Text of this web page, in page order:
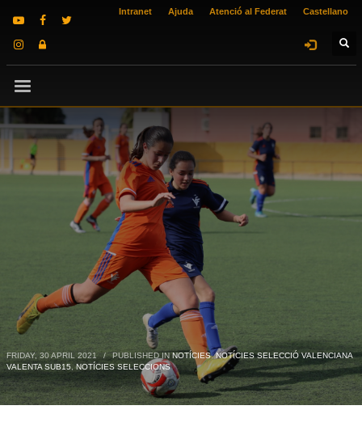
Intranet Ajuda Atenció al Federat Castellano
FRIDAY, 30 APRIL 2021 / PUBLISHED IN NOTÍCIES,NOTÍCIES SELECCIÓ VALENCIANA
VALENTA SUB15,NOTÍCIES SELECCIONS